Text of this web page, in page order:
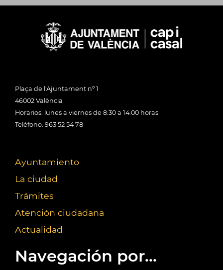
Plaça de l'Ajuntament nº 1
46002 València
Horarios: lunes a viernes de 8:30 a 14:00 horas
Teléfono: 963 52 54 78
Ayuntamiento
La ciudad
Trámites
Atención ciudadana
Actualidad
Navegación por...